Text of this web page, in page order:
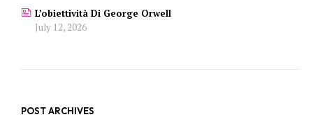
L’obiettività Di George Orwell
July 12, 2026
POST ARCHIVES